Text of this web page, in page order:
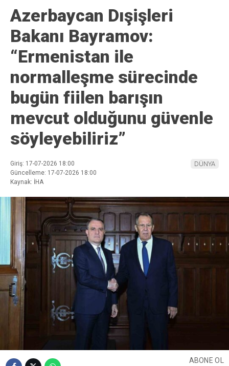
Azerbaycan Dışişleri
Bakanı Bayramov:
“Ermenistan ile
normalleşme sürecinde
bugün fiilen barışın
mevcut olduğunu güvenle
söyleyebiliriz”
Giriş: 17-07-2026 18:00
Güncelleme: 17-07-2026 18:00
Kaynak: İHA
DÜNYA
ABONE OL